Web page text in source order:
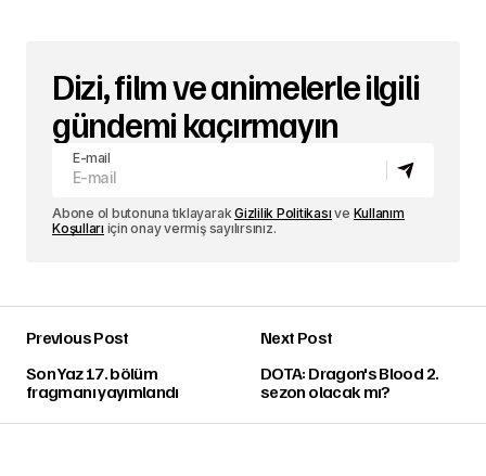
Dizi, film ve animelerle ilgili
gündemi kaçırmayın
E-mail
Abone ol butonuna tıklayarakGizlilik Politikası ve Kullanım
Koşulları için onay vermiş sayılırsınız.
Previous Post
Son Yaz 17. bölüm
fragmanı yayımlandı
Next Post
DOTA: Dragon's Blood 2.
sezon olacak mı?